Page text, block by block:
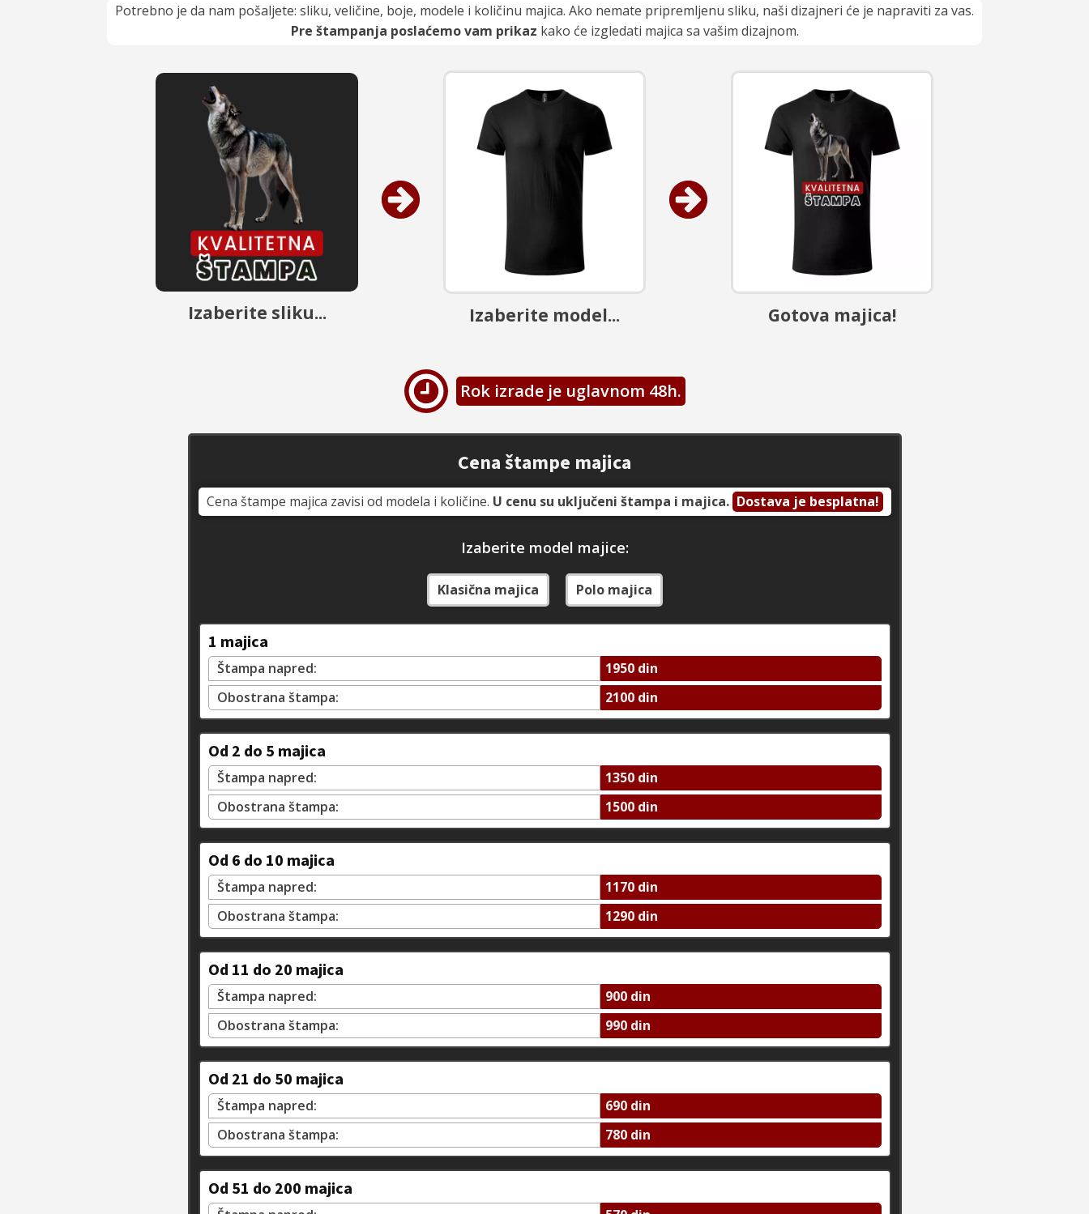
Potrebno je da nam pošaljete: sliku, veličine, boje, modele i količinu majica. Ako nemate pripremljenu sliku, naši dizajneri će je napraviti za vas.
Pre štampanja poslaćemo vam prikaz kako će izgledati majica sa vašim dizajnom.
Izaberite sliku... Izaberite model... Gotova majica!
Rok izrade je uglavnom 48h.
Cena štampe majica
Cena štampe majica zavisi od modela i količine. U cenu su uključeni štampa i majica. Dostava je besplatna!
Izaberite model majice:
Klasična majica Polo majica
1 majica
Štampa napred:
1950 din
Obostrana štampa:
2100 din
Od 2 do 5 majica
Štampa napred:
1350 din
Obostrana štampa:
1500 din
Od 6 do 10 majica
Štampa napred:
1170 din
Obostrana štampa:
1290 din
Od 11 do 20 majica
Štampa napred:
900 din
Obostrana štampa:
990 din
Od 21 do 50 majica
Štampa napred:
690 din
Obostrana štampa:
780 din
Od 51 do 200 majica